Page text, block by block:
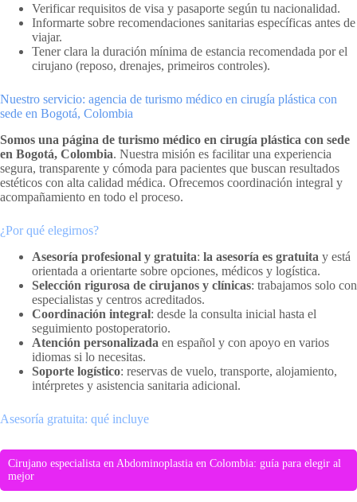
Verificar requisitos de visa y pasaporte según tu nacionalidad.
Informarte sobre recomendaciones sanitarias específicas antes de
viajar.
Tener clara la duración mínima de estancia recomendada por el
cirujano (reposo, drenajes, primeiros controles).
Nuestro servicio: agencia de turismo médico en cirugía plástica con
sede en Bogotá, Colombia
Somos una página de turismo médico en cirugía plástica con sede
en Bogotá, Colombia. Nuestra misión es facilitar una experiencia
segura, transparente y cómoda para pacientes que buscan resultados
estéticos con alta calidad médica. Ofrecemos coordinación integral y
acompañamiento en todo el proceso.
¿Por qué elegirnos?
Asesoría profesional y gratuita: la asesoría es gratuita y está
orientada a orientarte sobre opciones, médicos y logística.
Selección rigurosa de cirujanos y clínicas: trabajamos solo con
especialistas y centros acreditados.
Coordinación integral: desde la consulta inicial hasta el
seguimiento postoperatorio.
Atención personalizada en español y con apoyo en varios
idiomas si lo necesitas.
Soporte logístico: reservas de vuelo, transporte, alojamiento,
intérpretes y asistencia sanitaria adicional.
Asesoría gratuita: qué incluye
Cirujano especialista en Abdominoplastia en Colombia: guía para elegir al
mejor